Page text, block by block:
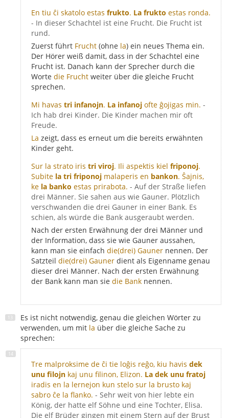
En tiu ĉi skatolo estas frukto. La frukto estas ronda.
- In dieser Schachtel ist eine Frucht. Die Frucht ist
rund.
Zuerst führt Frucht (ohne la) ein neues Thema ein.
Der Hörer weiß damit, dass in der Schachtel eine
Frucht ist. Danach kann der Sprecher durch die
Worte die Frucht weiter über die gleiche Frucht
sprechen.
Mi havas tri infanojn. La infanoj ofte ĝojigas min. -
Ich hab drei Kinder. Die Kinder machen mir oft
Freude.
La zeigt, dass es erneut um die bereits erwähnten
Kinder geht.
Sur la strato iris tri viroj. Ili aspektis kiel friponoj.
Subite la tri friponoj malaperis en bankon. Ŝajnis,
ke la banko estas prirabota. - Auf der Straße liefen
drei Männer. Sie sahen aus wie Gauner. Plötzlich
verschwanden die drei Gauner in einer Bank. Es
schien, als würde die Bank ausgeraubt werden.
Nach der ersten Erwähnung der drei Männer und
der Information, dass sie wie Gauner aussahen,
kann man sie einfach die(drei) Gauner nennen. Der
Satzteil die(drei) Gauner dient als Eigenname genau
dieser drei Männer. Nach der ersten Erwähnung
der Bank kann man sie die Bank nennen.
Es ist nicht notwendig, genau die gleichen Wörter zu
verwenden, um mit la über die gleiche Sache zu
sprechen:
Tre malproksime de ĉi tie loĝis reĝo, kiu havis dek
unu filojn kaj unu filinon, Elizon. La dek unu fratoj
iradis en la lernejon kun stelo sur la brusto kaj
sabro ĉe la flanko. - Sehr weit von hier lebte ein
König, der hatte elf Söhne und eine Tochter, Elisa.
Die elf Brüder gingen mit einem Stern auf der Brust